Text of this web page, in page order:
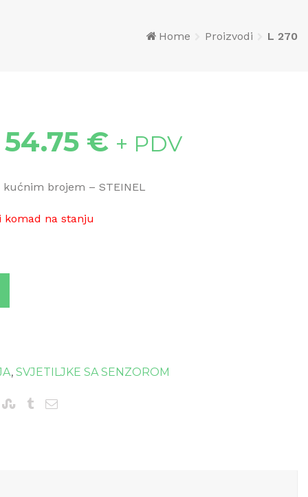
Home Proizvodi L 270
54.75 € + PDV
brojem – STEINEL
komad na stanju
,SVJETILJKE SA SENZOROM